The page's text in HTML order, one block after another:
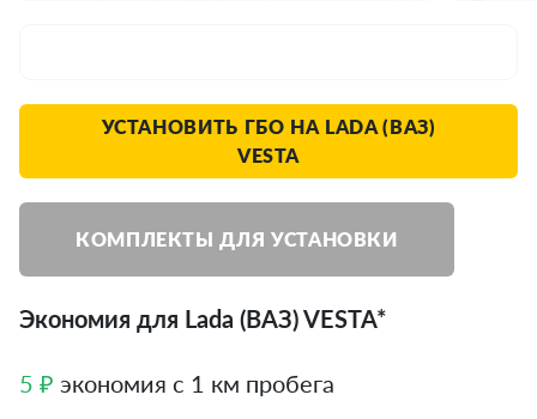
УСТАНОВИТЬ ГБО НА LADA (ВАЗ)
VESTA
КОМПЛЕКТЫ ДЛЯ УСТАНОВКИ
Экономия для Lada (ВАЗ) VESTA*
5 ₽ экономия с 1 км пробега